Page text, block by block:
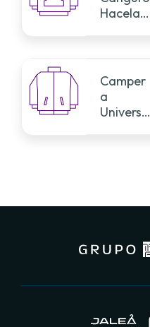
Hacela
Camper
a
Universit